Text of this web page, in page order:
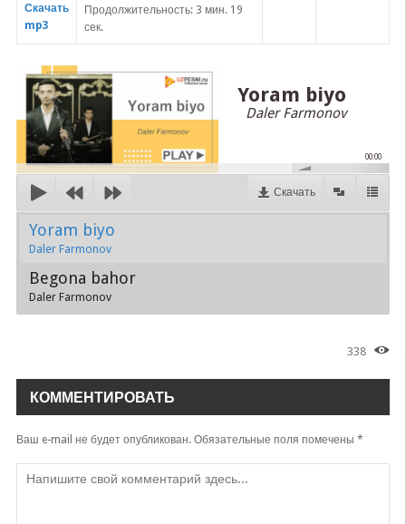
Скачать
mp3
Продолжительность: 3 мин. 19
сек.
Yoram biyo
Daler Farmonov
00:00
Скачать
Yoram biyo
Daler Farmonov
Begona bahor
Daler Farmonov
338
КОММЕНТИРОВАТЬ
Ваш e-mail не будет опубликован.Обязательные поля помечены *